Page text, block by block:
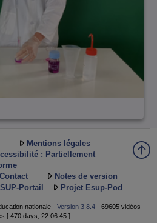
Mentions légales
: Partiellement
Contact
Notes de version
Portail
Projet Esup-Pod
nationale - Version 3.8.4- 69605 vidéos
[ 470 days, 22:06:45 ]